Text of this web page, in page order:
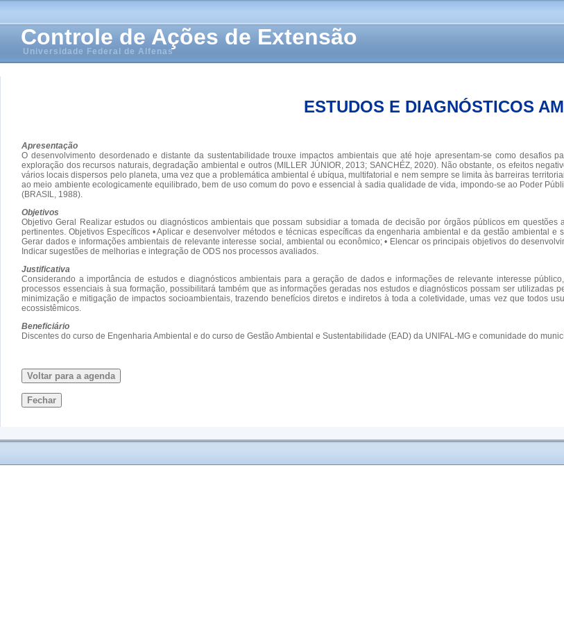
Controle de Ações de Extensão
Universidade Federal de Alfenas
ESTUDOS E DIAGNÓSTICOS
Apresentação
O desenvolvimento desordenado e distante da sustentabilidade trouxe impactos ambientais que até hoje apresentam-se como
exploração dos recursos naturais, degradação ambiental e outros (MILLER JÚNIOR, 2013; SANCHÉZ, 2020). Não obstante, os efeitos
vários locais dispersos pelo planeta, uma vez que a problemática ambiental é ubíqua, multifatorial e nem sempre se limita às barreiras
ao meio ambiente ecologicamente equilibrado, bem de uso comum do povo e essencial à sadia qualidade de vida, impondo-se ao Poder
(BRASIL, 1988).
Objetivos
Objetivo Geral Realizar estudos ou diagnósticos ambientais que possam subsidiar a tomada de decisão por órgãos públicos em
pertinentes. Objetivos Específicos • Aplicar e desenvolver métodos e técnicas específicas da engenharia ambiental e da gestão ambiental
Gerar dados e informações ambientais de relevante interesse social, ambiental ou econômico; • Elencar os principais objetivos do
Indicar sugestões de melhorias e integração de ODS nos processos avaliados.
Justificativa
Considerando a importância de estudos e diagnósticos ambientais para a geração de dados e informações de relevante interesse
processos essenciais à sua formação, possibilitará também que as informações geradas nos estudos e diagnósticos possam ser
minimização e mitigação de impactos socioambientais, trazendo benefícios diretos e indiretos à toda a coletividade, umas vez que todos
ecossistêmicos.
Beneficiário
Discentes do curso de Engenharia Ambiental e do curso de Gestão Ambiental e Sustentabilidade (EAD) da UNIFAL-MG e comunidade do
Voltar para a agenda
Fechar